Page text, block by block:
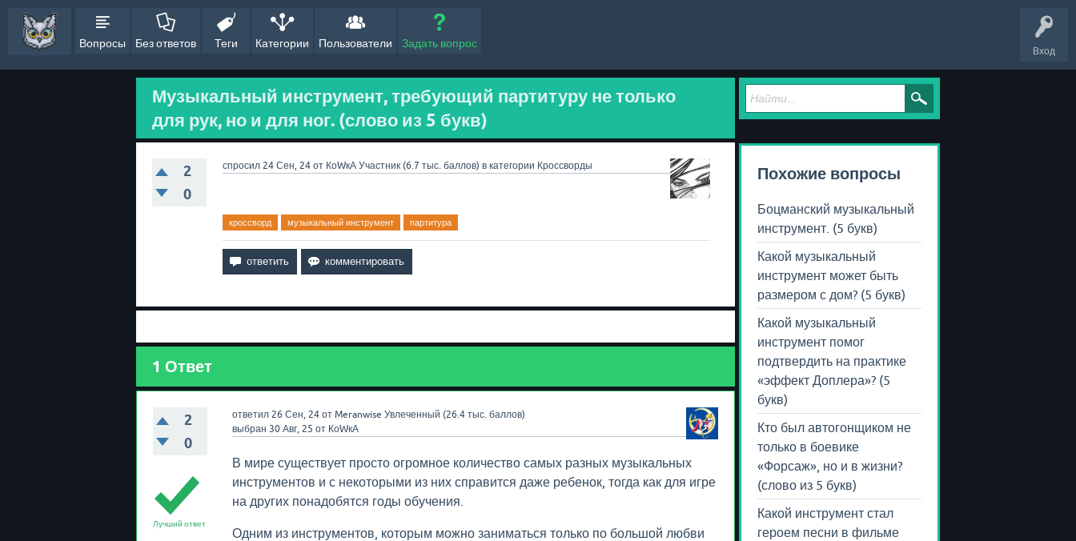
Вход
Вопросы Без ответов Теги Категории Пользователи Задать вопрос
Музыкальный инструмент, требующий партитуру не только
для рук, но и для ног. (слово из 5 букв)
2
0
спросил 24 Сен, 24 от КоWкА Участник (6.7 тыс. баллов) в категории Кроссворды
кроссворд музыкальный инструмент партитура
1 Ответ
2
0
ответил 26 Сен, 24 от Meranwise Увлеченный (26.4 тыс.баллов)
выбран 30 Авг, 25 от КоWкА
Лучший ответ
В мире существует просто огромное количество самых разных музыкальных
инструментов и с некоторыми из них справится даже ребенок, тогда как для игре
на других понадобятся годы обучения.
Одним из инструментов, которым можно заниматься только по большой любви
Похожие вопросы
Боцманский музыкальный
инструмент. (5 букв)
Какой музыкальный
инструмент может быть
размером с дом? (5 букв)
Какой музыкальный
инструмент помог
подтвердить на практике
«эффект Доплера»? (5
букв)
Кто был автогонщиком не
только в боевике
«Форсаж», но и в жизни?
(слово из 5 букв)
Какой инструмент стал
героем песни в фильме